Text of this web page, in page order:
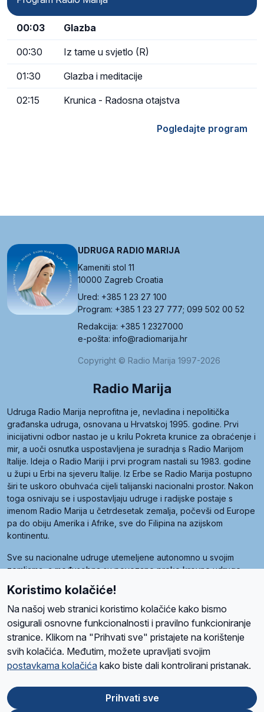
00:03 Glazba
00:30 Iz tame u svjetlo (R)
01:30 Glazba i meditacije
02:15 Krunica - Radosna otajstva
Pogledajte program
UDRUGA RADIO MARIJA
Kameniti stol 11
10000 Zagreb Croatia
Ured: +385 1 23 27 100
Program: +385 1 23 27 777; 099 502 00 52
Redakcija: +385 1 2327000
e-pošta: info@radiomarija.hr
Copyright © Radio Marija 1997-2026
Radio Marija
Udruga Radio Marija neprofitna je, nevladina i nepolitička
građanska udruga, osnovana u Hrvatskoj 1995. godine. Prvi
inicijativni odbor nastao je u krilu Pokreta krunice za obraćenje i
mir, a uoči osnutka uspostavljena je suradnja s Radio Marijom
Italije. Ideja o Radio Mariji i prvi program nastali su 1983. godine
u župi u Erbi na sjeveru Italije. Iz Erbe se Radio Marija postupno
širi te uskoro obuhvaća cijeli talijanski nacionalni prostor. Nakon
toga osnivaju se i uspostavljaju udruge i radijske postaje s
imenom Radio Marija u četrdesetak zemalja, počevši od Europe
pa do obiju Amerika i Afrike, sve do Filipina na azijskom
kontinentu.
Sve su nacionalne udruge utemeljene autonomno u svojim
zemljama, a međusobna su povezane preko krovne udruge
Radio Maria). Svjetsku obitelj utemeljilo je sedam članica, među
kojima je i hrvatska Udruga Radio Marija.
O namaRadio ProgramVolonteriPrijateljiKontaktPravila privatnosti
Ova stranica je zaštićena Google reCAPTCHA sustavom
Koristimo kolačiće!
Na našoj web stranici koristimo kolačiće kako bismo
osigurali osnovne funkcionalnosti i pravilno funkcioniranje
stranice. Klikom na "Prihvati sve" pristajete na korištenje
svih kolačića. Međutim, možete upravljati svojim
postavkama kolačića kako biste dali kontrolirani pristanak.
Prihvati sve